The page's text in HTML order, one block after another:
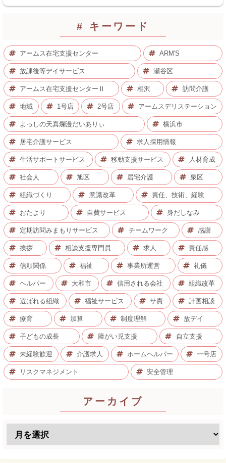
# キーワード
アームス在宅支援センター ARM'S
放課後等デイサービス 瀬谷区
アームス在宅支援センターⅡ 相沢 訪問介護
地域 1号店 2号店 アームスデリステーション
よっしの天真爛漫だいありぃ 横浜市
居宅介護サービス 求人採用情報
生活サポートサービス 移動支援サービス 人材育成
社会人 旭区 居宅介護 泉区
組織づくり 意識改革 責任、技術、経験
おたより 自費サービス 身だしなみ
定期訪問みまもりサービス チームワーク 感謝
挨拶 相談支援専門員 求人 責任感
信頼関係 福祉 事業所運営 礼儀
ヘルパー 大和市 信用される会社 組織改革
選ばれる組織 福祉サービス サ責 計画相談
療育 加算 制度理解 放デイ
子どもの成長 障がい児支援 自立支援
未経験歓迎 介護求人 ホームヘルパー 一号店
リスクマネジメント 安全管理
アーカイブ